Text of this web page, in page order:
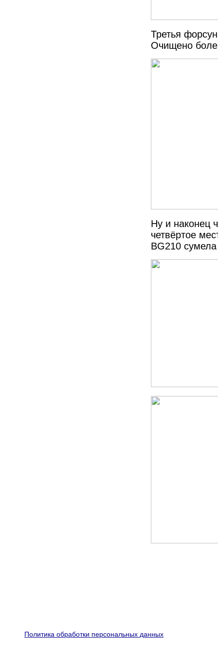
Третья
Очищено
Ну и наконец
четвёртое
BG210
Политика обработки персональных данных